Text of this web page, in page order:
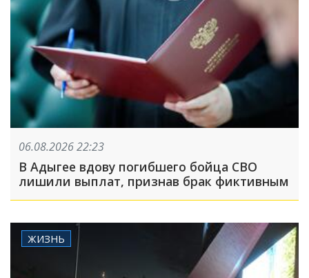
06.08.2026 22:23
В Адыгее вдову погибшего бойца СВО
лишили выплат, признав брак фиктивным
ЖИЗНЬ